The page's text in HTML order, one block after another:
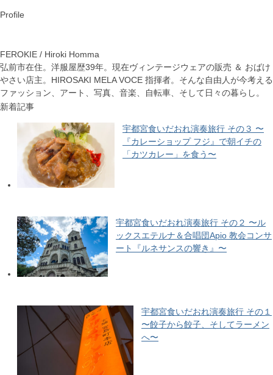
Profile
FEROKIE / Hiroki Homma
弘前市在住。洋服屋歴39年。現在ヴィンテージウェアの販売 ＆ おばけ
やさい店主。HIROSAKI MELA VOCE 指揮者。そんな自由人が今考える
ファッション、アート、写真、音楽、自転車、そして日々の暮らし。
新着記事
宇都宮食いだおれ演奏旅行 その３ 〜
『カレーショップ フジ』で朝イチの
「カツカレー」を食う〜
宇都宮食いだおれ演奏旅行 その２ 〜ル
ックスエテルナ＆合唱団Apio 教会コンサ
ート『ルネサンスの響き』〜
宇都宮食いだおれ演奏旅行 その１
〜餃子から餃子、そしてラーメン
へ〜